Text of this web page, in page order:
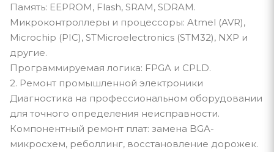
Память: EEPROM, Flash, SRAM, SDRAM.
Микроконтроллеры и процессоры: Atmel (AVR),
Microchip (PIC), STMicroelectronics (STM32), NXP и
другие.
Программируемая логика: FPGA и CPLD.
2. Ремонт промышленной электроники
Диагностика на профессиональном оборудовании
для точного определения неисправности.
Компонентный ремонт плат: замена BGA-
микросхем, реболлинг, восстановление дорожек.